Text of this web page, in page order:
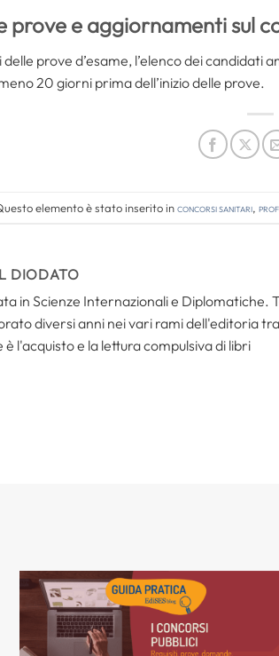
prove e aggiornamenti sul
delle prove d’esame, l’elenco dei
20 giorni prima dell’inizio delle prove.
elemento è stato inserito inConcorsi Sanitari,
DIODATO
in Scienze Internazionali e Diplomatiche.
diversi anni nei vari rami dell'editoria
è l'acquisto e la lettura compulsiva di libri